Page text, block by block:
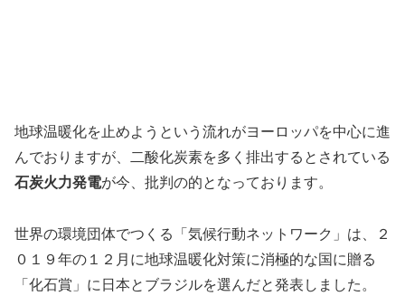
地球温暖化を止めようという流れがヨーロッパを中心に進
んでおりますが、二酸化炭素を多く排出するとされている
石炭火力発電が今、批判の的となっております。
世界の環境団体でつくる「気候行動ネットワーク」は、２
０１９年の１２月に地球温暖化対策に消極的な国に贈る
「化石賞」に日本とブラジルを選んだと発表しました。